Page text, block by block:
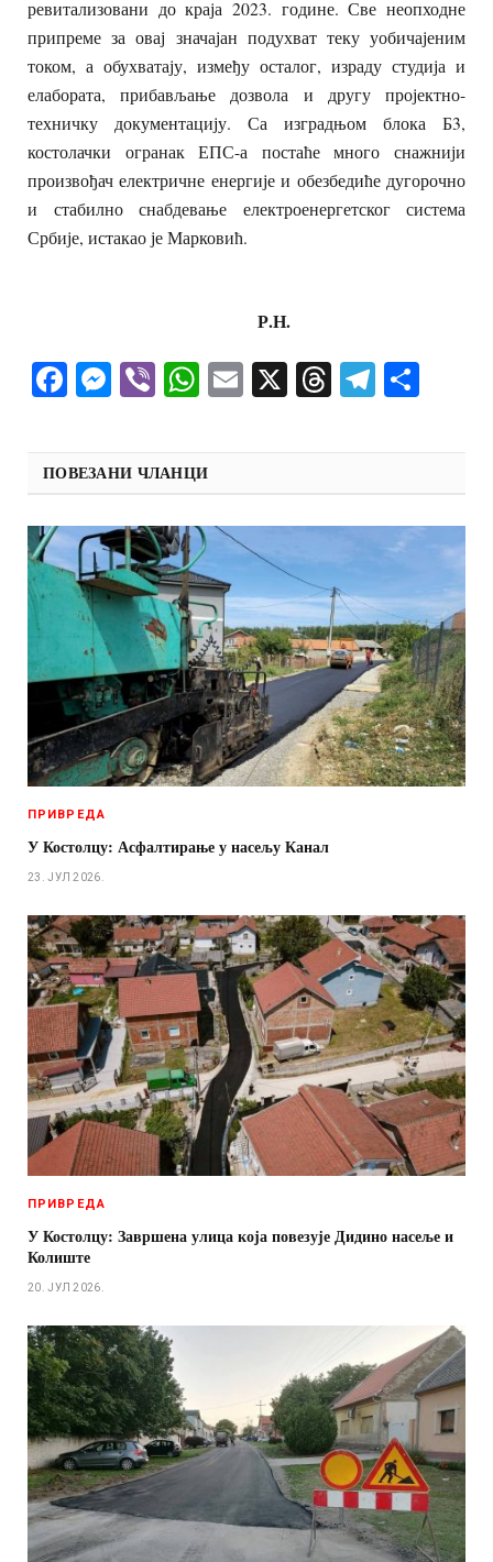
ревитализовани до краја 2023. године. Све неопходне
припреме за овај значајан подухват теку уобичајеним
током, а обухватају, између осталог, израду студија и
елабората, прибављање дозвола и другу пројектно-
техничку документацију. Са изградњом блока Б3,
костолачки огранак ЕПС-а постаће много снажнији
произвођач електричне енергије и обезбедиће дугорочно
и стабилно снабдевање електроенергетског система
Србије, истакао је Марковић.
Р.Н.
Facebook
Messenger
ViberWhatsApp
Email
X Threads
ПОВЕЗАНИ ЧЛАНЦИ
ПРИВРЕДА
У Костолцу: Асфалтирање у насељу Канал
23. ЈУЛ 2026.
ПРИВРЕДА
У Костолцу: Завршена улица која повезује Дидино насеље и
Колиште
20. ЈУЛ 2026.